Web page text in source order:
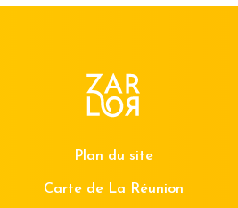
Plan du site
Carte de La Réunion